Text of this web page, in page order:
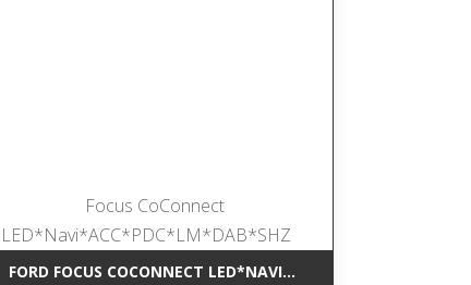
FORD FOCUS COCONNECT LED*NAVI*ACC*PDC*LM*DAB*SHZ